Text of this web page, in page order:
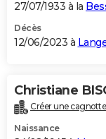
27/07/1933 à la
Décès
12/06/2023 à
Christiane
Créer une
Naissance